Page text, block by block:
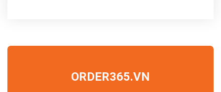
ORDER365.VN